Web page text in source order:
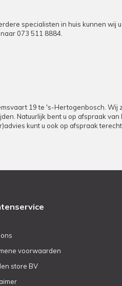
specialisten in huis kunnen wij
073 511 8884
19 te 's-Hertogenbosch. Wij
Natuurlijk bent u op afspraak
kunt u ook op afspraak
voorwaarden
store BV